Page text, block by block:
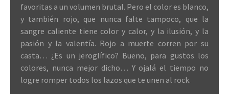
favoritas a un volumen brutal. Pero el color es blanco,
y también rojo, que nunca falte tampoco, que la
sangre caliente tiene color y calor, y la ilusión, y la
pasión y la valentía. Rojo a muerte corren por su
casta… ¿Es un jeroglífico? Bueno, para gustos los
colores, nunca mejor dicho… Y ojalá el tiempo no
logre romper todos los lazos que te unen al rock.